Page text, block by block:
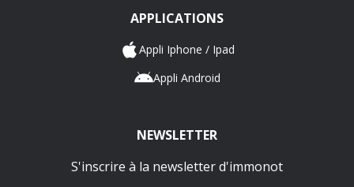
APPLICATIONS
Appli Iphone / Ipad
Appli Android
NEWSLETTER
S'inscrire à la newsletter d'immonot